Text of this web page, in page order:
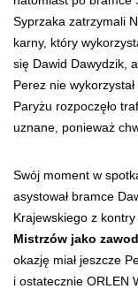
Syprzaka zatrzymali
karny, który
się Dawid Dawydzik,
Perez nie
Paryżu rozpoczęło
uznane, ponieważ
Swój moment w
asystował bramce
Krajewskiego z kontry
Mistrzów jako
okazję miał jeszcze
i ostatecznie ORLEN